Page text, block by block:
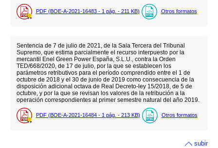
PDF (BOE-A-2021-16483 - 1 pág. - 211 KB) Otros formatos
Sentencia de 7 de julio de 2021, de la Sala Tercera del Tribunal
Supremo, que estima parcialmente el recurso interpuesto por la
mercantil Enel Green Power España, S.L.U., contra la Orden
TED/668/2020, de 17 de julio, por la que se establecen los
parámetros retributivos para el período comprendido entre el 1 de
octubre de 2018 y el 30 de junio de 2019 como consecuencia de la
disposición adicional octava de Real Decreto-ley 15/2018, de 5 de
octubre, y por la que se revisan los valores de la retribución a la
operación correspondientes al primer semestre natural del año 2019.
PDF (BOE-A-2021-16484 - 1 pág. - 213 KB) Otros formatos
subir